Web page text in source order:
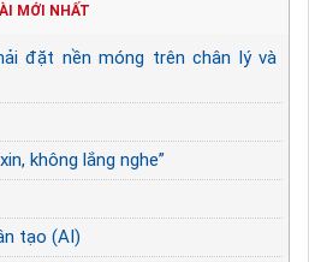
MỚI NHẤT
đặt nền móng trên chân lý và
không lắng nghe”
tạo (AI)